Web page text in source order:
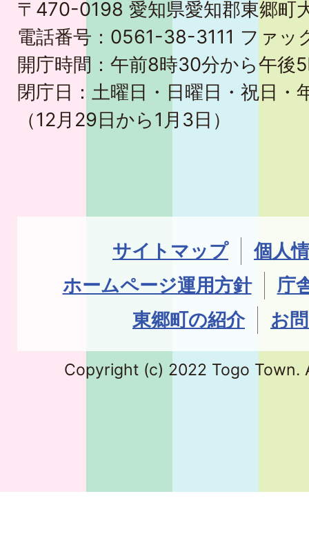
〒470-0198 愛知県愛知郡東郷町
電話番号：0561-38-3111 ファ
開庁時間：午前8時30分から午後
閉庁日：土曜日・日曜日・祝日・
（12月29日から1月3日）
サイトマップ
個人
ホームページ運用方針
庁
東郷町の紹介
お
Copyright (c) 2022 Togo Town.